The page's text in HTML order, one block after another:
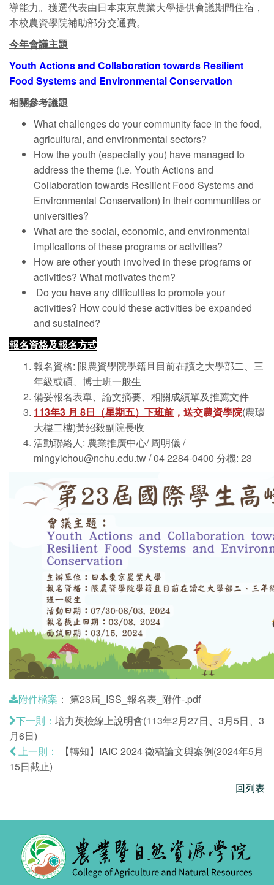
導能力。獲選代表由日本東京農業大學提供會議期間住宿，
本校農資學院補助部分交通費。
今年會議主題
Youth Actions and Collaboration towards Resilient
Food Systems and Environmental Conservation
相關參考議題
What challenges do your community face in the food,
agricultural, and environmental sectors?
How the youth (especially you) have managed to
address the theme (i.e. Youth Actions and
Collaboration towards Resilient Food Systems and
Environmental Conservation) in their communities or
universities?
What are the social, economic, and environmental
implications of these programs or activities?
How are other youth involved in these programs or
activities? What motivates them?
Do you have any difficulties to promote your
activities? How could these activities be expanded
and sustained?
報名資格及報名方式
報名資格: 限農資學院學籍且目前在讀之大學部二、三
年級或碩、博士班一般生
備妥報名表單、論文摘要、相關成績單及推薦文件
113年3 月 8日（星期五）下班前 ，送交農資學院(農環
大樓二樓)黃紹毅副院長收
活動聯絡人: 農業推廣中心/ 周明儀 /
mingyichou@nchu.edu.tw/ 04 2284-0400 分機: 23
附件檔案 ： 第23屆_ISS_報名表_附件-.pdf
下一則： 培力英檢線上說明會(113年2月27日、3月5日、3
月6日)
上一則：
【轉知】IAIC 2024 徵稿論文與案例(2024年5月
15日截止)
回列表